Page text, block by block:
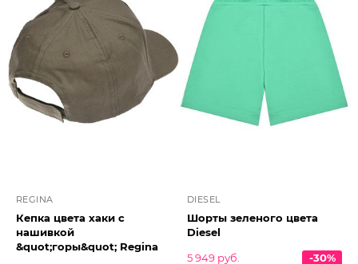
REGINA
Кепка цвета хаки с
нашивкой
&quot;горы&quot; Regina
DIESEL
Шорты зеленого цвета
Diesel
5 949 руб.
-30%